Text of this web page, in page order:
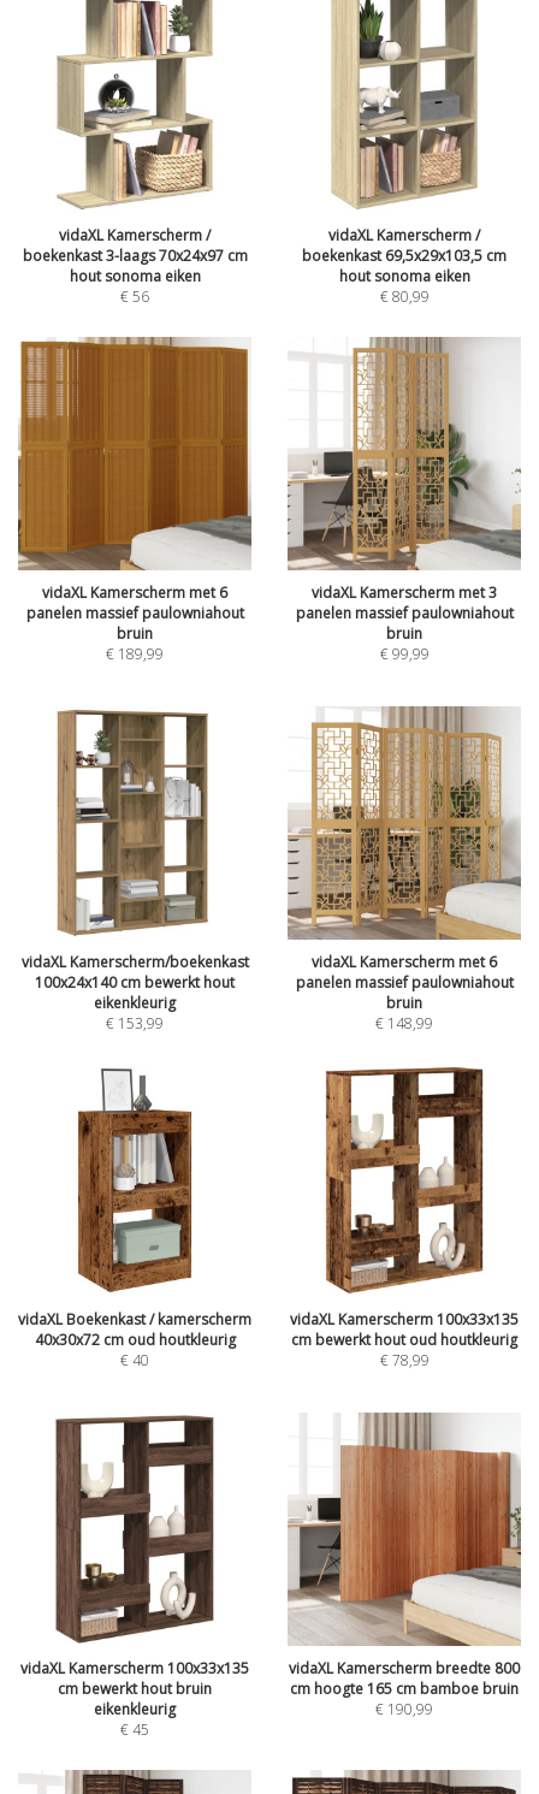
vidaXL Kamerscherm /
boekenkast 3-laags 70x24x97 cm
hout sonoma eiken
€56
vidaXL Kamerscherm /
boekenkast 69,5x29x103,5 cm
hout sonoma eiken
€80,99
vidaXL Kamerscherm met 6
panelen massief paulowniahout
bruin
€ 189,99
vidaXL Kamerscherm met 3
panelen massief paulowniahout
bruin
€99,99
vidaXL Kamerscherm/boekenkast
100x24x140 cm bewerkt hout
eikenkleurig
€ 153,99
vidaXL Kamerscherm met 6
panelen massief paulowniahout
bruin
€ 148,99
vidaXL Boekenkast / kamerscherm
40x30x72 cm oud houtkleurig
€40
vidaXL Kamerscherm 100x33x135
cm bewerkt hout oud houtkleurig
€78,99
vidaXL Kamerscherm 100x33x135
cm bewerkt hout bruin
eikenkleurig
€45
vidaXL Kamerscherm breedte 800
cm hoogte 165 cm bamboe bruin
€ 190,99